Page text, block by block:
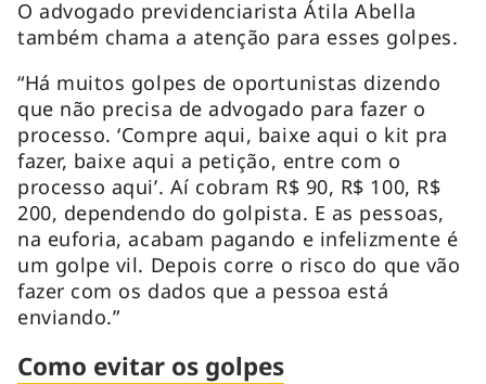
O advogado previdenciarista Átila Abella
também chama a atenção para esses golpes.
“Há muitos golpes de oportunistas dizendo
que não precisa de advogado para fazer o
processo. ‘Compre aqui, baixe aqui o kit pra
fazer, baixe aqui a petição, entre com o
processo aqui’. Aí cobram R$ 90, R$ 100, R$
200, dependendo do golpista. E as pessoas,
na euforia, acabam pagando e infelizmente é
um golpe vil. Depois corre o risco do que vão
fazer com os dados que a pessoa está
enviando.”
Como evitar os golpes